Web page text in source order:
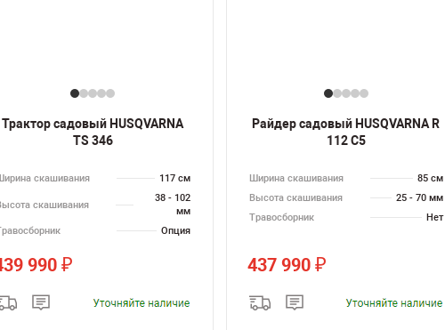
Трактор садовый HUSQVARNA
TS 346
скашивания 117 см
скашивания
38 - 102
мм
Опция
990 ₽
Райдер садовый HUSQVARNA R
112 C5
Ширина скашивания
85 см
Высота скашивания
25 - 70 мм
Травосборник
Нет
437 990 ₽